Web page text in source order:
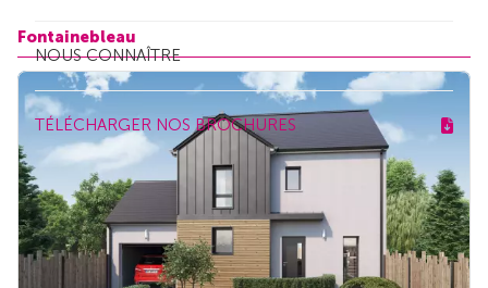
NOUS CONNAÎTRE
TÉLÉCHARGER NOS BROCHURES
Fontainebleau